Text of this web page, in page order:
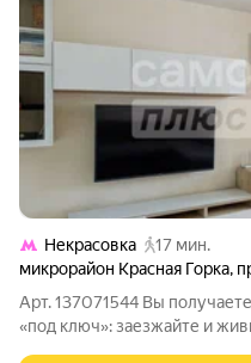
Некрасовка
17 мин.
микрорайон Красная Горка,
Арт. 137071544 Вы
«под ключ»: заезжайте и